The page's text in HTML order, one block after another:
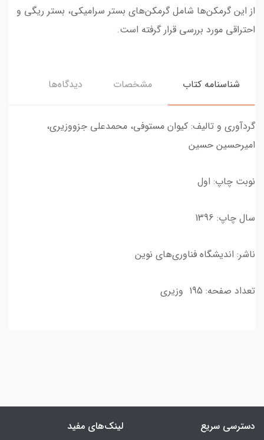
از این گرمکن‌ها شامل گرمکن‌های بستر سرامیکی، بستر ریگی و
احتراقی مورد بررسی قرار گرفته است.
شناسنامه کتاب مشخصات دیدگاه‌ها
گردآوری و تالیف: کیوان مستوفی، محمدعلی جزووزیری،
امیرحسین حسین
نوبت چاپ: اول
سال چاپ: 1396
ناشر: اندیشگاه فناوری‌های نوین
تعداد صفحه: 195 وزیری
دسترسی سریع لینک‌های مفید